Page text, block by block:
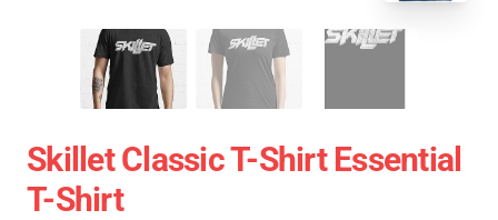
Skillet Classic T-Shirt Essential
T-Shirt